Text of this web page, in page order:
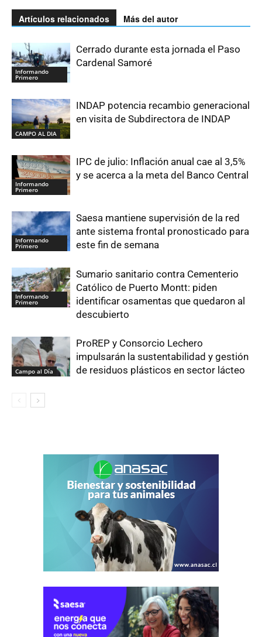
Artículos relacionados Más del autor
Informando
Primero
Cerrado durante esta jornada el Paso
Cardenal Samoré
CAMPO AL DIA
INDAP potencia recambio generacional
en visita de Subdirectora de INDAP
Informando
Primero
IPC de julio: Inflación anual cae al 3,5%
y se acerca a la meta del Banco Central
Informando
Primero
Saesa mantiene supervisión de la red
ante sistema frontal pronosticado para
este fin de semana
Informando
Primero
Sumario sanitario contra Cementerio
Católico de Puerto Montt: piden
identificar osamentas que quedaron al
descubierto
Campo al Día
ProREP y Consorcio Lechero
impulsarán la sustentabilidad y gestión
de residuos plásticos en sector lácteo